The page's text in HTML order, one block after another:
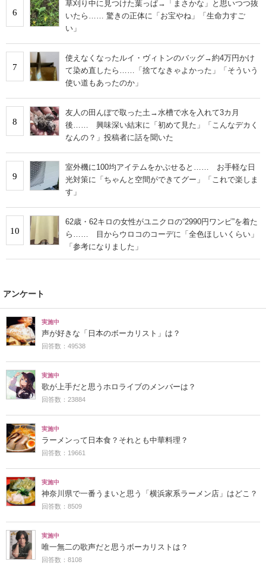
6
草刈り中に見つけた葉っぱ→「まさかな」と思いつつ抜
いたら…… 驚きの正体に「お宝やね」「生命力すご
い」
7
使えなくなったルイ・ヴィトンのバッグ→約4万円かけ
て染め直したら……「捨てなきゃよかった」「そういう
使い道もあったのか」
8
友人の田んぼで取った土→水槽で水を入れて3カ月
後…… 興味深い結末に「初めて見た」「こんなデカく
なんの？」投稿者に話を聞いた
9
室外機に100均アイテムをかぶせると…… お手軽な日
光対策に「ちゃんと空間ができてグー」「これで楽しま
す」
10
62歳・62キロの女性がユニクロの“2990円ワンピ”を着た
ら…… 目からウロコのコーデに「全色ほしいくらい」
「参考になりました」
アンケート
実施中
声が好きな「日本のボーカリスト」は？
回答数：49538
実施中
歌が上手だと思うホロライブのメンバーは？
回答数：23884
実施中
ラーメンって日本食？それとも中華料理？
回答数：19661
実施中
神奈川県で一番うまいと思う「横浜家系ラーメン店」はどこ？
回答数：8509
実施中
唯一無二の歌声だと思うボーカリストは？
回答数：8108